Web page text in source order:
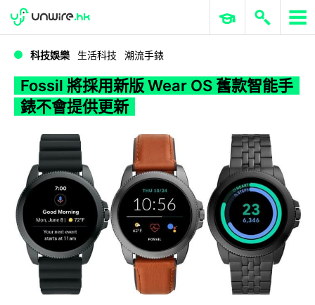
WWDC 2026 ERP 與商業 AI
科技娛樂 生活科技 潮流手錶
Fossil 將採用新版 Wear OS 舊款智能手
錶不會提供更新